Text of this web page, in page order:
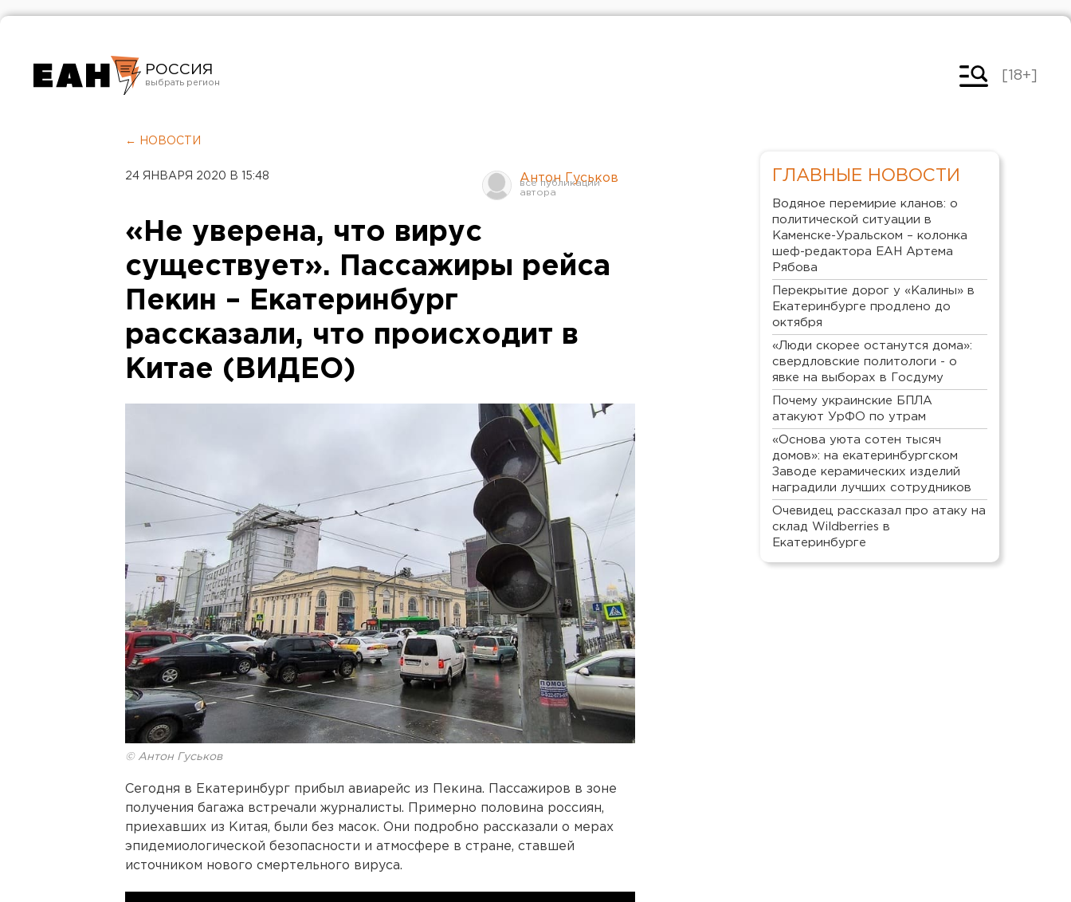
РОССИЯ
Челябинск
[18+]
← НОВОСТИ
24 ЯНВАРЯ 2020 В 15:48 Антон Гуськов
«Не уверена, что вирус
существует». Пассажиры рейса
Пекин – Екатеринбург
рассказали, что происходит в
Китае (ВИДЕО)
© Антон Гуськов
Сегодня в Екатеринбург прибыл авиарейс из Пекина. Пассажиров в зоне
получения багажа встречали журналисты. Примерно половина россиян,
приехавших из Китая, были без масок. Они подробно рассказали о мерах
эпидемиологической безопасности и атмосфере в стране, ставшей
источником нового смертельного вируса.
ГЛАВНЫЕ НОВОСТИ
Водяное перемирие кланов: о
политической ситуации в
Каменске-Уральском – колонка
шеф-редактора ЕАН Артема
Рябова
Перекрытие дорог у «Калины» в
Екатеринбурге продлено до
октября
«Люди скорее останутся дома»:
свердловские политологи - о
явке на выборах в Госдуму
Почему украинские БПЛА
атакуют УрФО по утрам
«Основа уюта сотен тысяч
домов»: на екатеринбургском
Заводе керамических изделий
наградили лучших сотрудников
Очевидец рассказал про атаку на
склад Wildberries в
Екатеринбурге